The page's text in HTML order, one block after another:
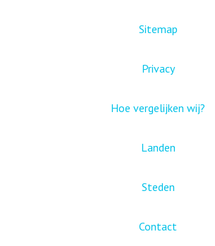
Sitemap
Privacy
Hoe vergelijken wij?
Landen
Steden
Contact